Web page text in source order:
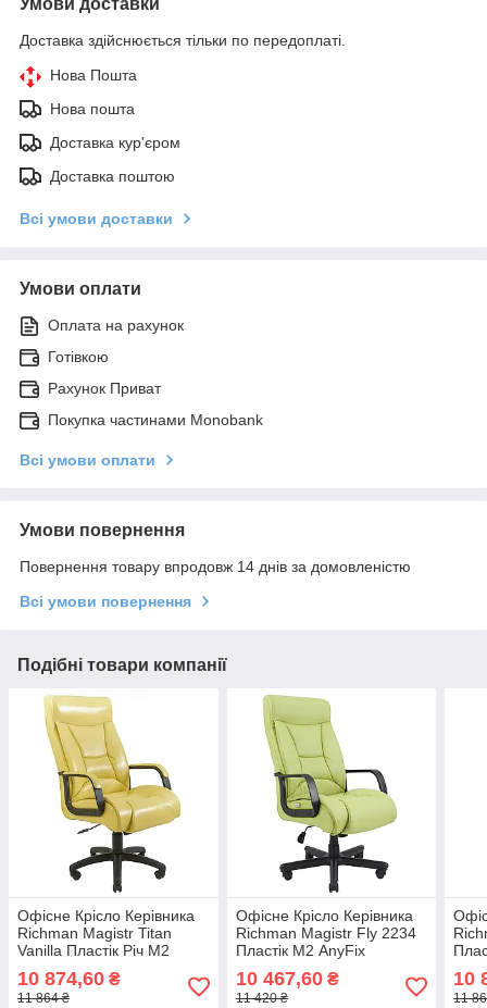
Доставка здійснюється тільки по передоплаті.
Нова Пошта
Нова пошта
Доставка кур'єром
Доставка поштою
Всі умови доставки
Умови оплати
Оплата на рахунок
Готівкою
Рахунок Приват
Покупка частинами Monobank
Всі умови оплати
Умови повернення
Повернення товару впродовж 14 днів за домовленістю
Всі умови повернення
Подібні товари компанії
Офісне Крісло Керівника
Richman Magistr Titan
Vanilla Пластік Річ М2
AnyFix Ванільний
10 874,60 ₴
11 864 ₴
Офісне Крісло Керівника
Richman Magistr Fly 2234
Пластік М2 AnyFix
Зелений
10 467,60₴
11 420 ₴
10
11